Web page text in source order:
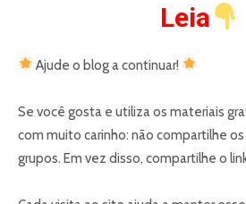
Leia
Ajude o blog a continuar!
Se você gosta e utiliza os materiais
com muito carinho: não compartilhe
grupos. Em vez disso, compartilhe o